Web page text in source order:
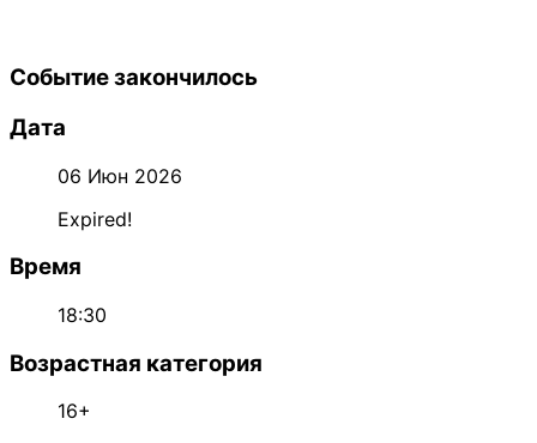
Событие закончилось
Дата
06 Июн 2026
Expired!
Время
18:30
Возрастная категория
16+